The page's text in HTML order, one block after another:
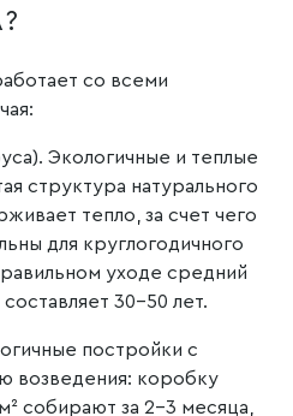
со всеми
Экологичные и теплые
структура натурального
тепло, за счет чего
для круглогодичного
уходе средний
30–50 лет.
постройки с
возведения: коробку
собирают за 2–3 месяца,